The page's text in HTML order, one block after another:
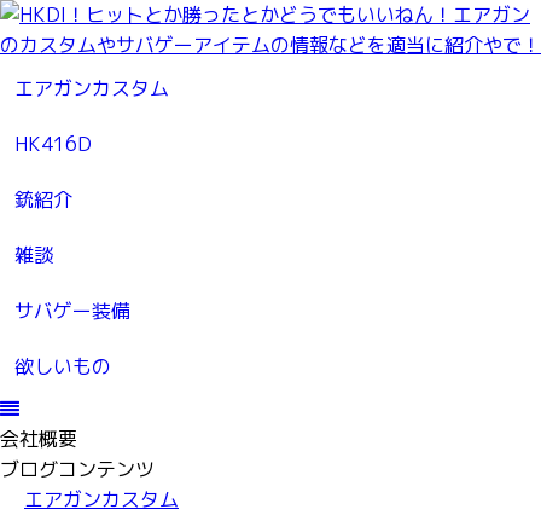
エアガンカスタム
HK416D
銃紹介
雑談
サバゲー装備
欲しいもの
会社概要
ブログコンテンツ
エアガンカスタム